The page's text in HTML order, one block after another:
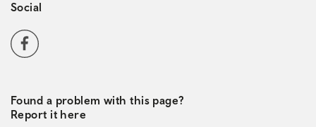
Social
Social media navigation
Facebook
Found a problem with this page?
Report it here